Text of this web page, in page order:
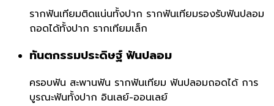
รากฟันเทียมติดแน่นทั้งปาก รากฟันเทียมรองรับฟันปลอม
ถอดได้ทั้งปาก รากเทียมเล็ก
ทันตกรรมประดิษฐ์ ฟันปลอม
ครอบฟัน สะพานฟัน รากฟันเทียม ฟันปลอมถอดได้ การ
บูรณะฟันทั้งปาก อินเลย์-ออนเลย์